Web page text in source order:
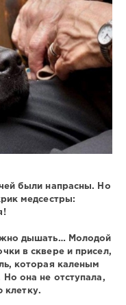
были напрасны. Но
медсестры:
дышать… Молодой
в сквере и присел,
которая каленым
она не отступала,
клетку.